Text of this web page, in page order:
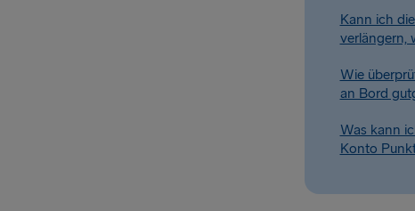
Kann ich
verlängern,
Wie
an Bord
Was kann
Konto